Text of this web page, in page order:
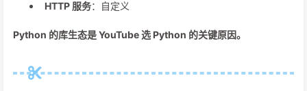
HTTP 服务：自定义
Python 的库生态是 YouTube 选 Python 的关键原因。